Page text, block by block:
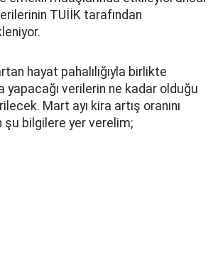
TUİİK tarafından
hayat pahalılığıyla birlikte
yapacağı verilerin ne kadar olduğu
Mart ayı kira artış oranını
şu bilgilere yer verelim;